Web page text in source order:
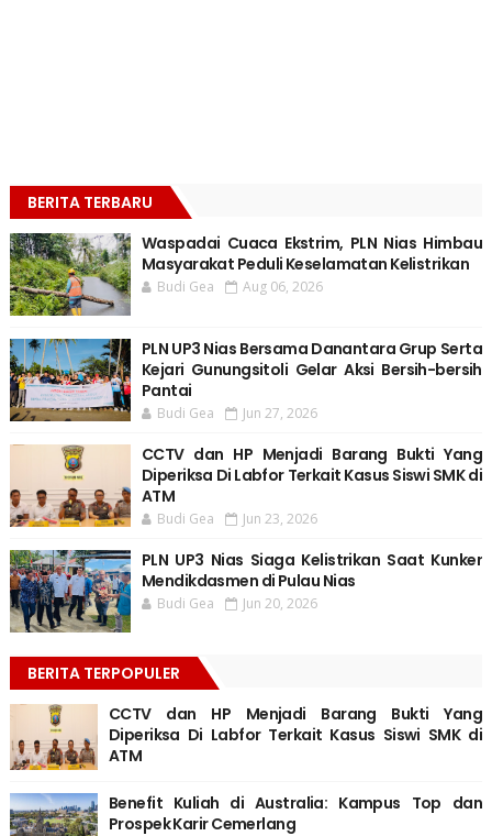
BERITA TERBARU
Waspadai Cuaca Ekstrim, PLN Nias Himbau
Masyarakat Peduli Keselamatan Kelistrikan
Budi Gea Aug 06, 2026
PLN UP3 Nias Bersama Danantara Grup Serta
Kejari Gunungsitoli Gelar Aksi Bersih-bersih
Pantai
Budi Gea Jun 27, 2026
CCTV dan HP Menjadi Barang Bukti Yang
Diperiksa Di Labfor Terkait Kasus Siswi SMK di
ATM
Budi Gea Jun 23, 2026
PLN UP3 Nias Siaga Kelistrikan Saat Kunker
Mendikdasmen di Pulau Nias
Budi Gea Jun 20, 2026
BERITA TERPOPULER
CCTV dan HP Menjadi Barang Bukti Yang
Diperiksa Di Labfor Terkait Kasus Siswi SMK di
ATM
Benefit Kuliah di Australia: Kampus Top dan
Prospek Karir Cemerlang